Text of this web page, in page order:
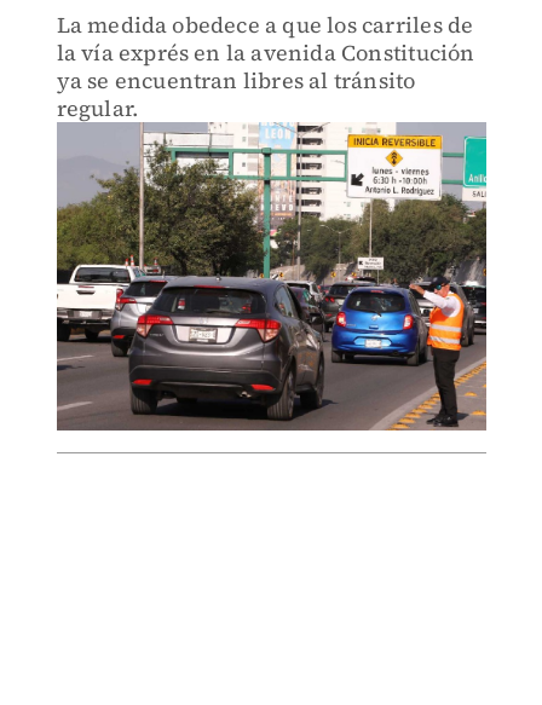
La medida obedece a que los carriles de
la vía exprés en la avenida Constitución
ya se encuentran libres al tránsito
regular.